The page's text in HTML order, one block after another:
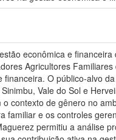
econômica e
Agricultores
financeira. O público-alvo
Vale do Sol e
contexto de gênero no
familiar e os controles
permitiu a análise